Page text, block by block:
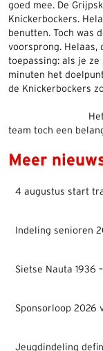
goed mee. De
Knickerbockers.
benutten. Toch was
voorsprong. Helaas,
toepassing: als je
minuten het
de Knickerbockers
Het goede
team toch een
Meer
4 augustus start
Indeling senioren
Sietse Nauta 1936
Sponsorloop 2026
Jeugdindeling